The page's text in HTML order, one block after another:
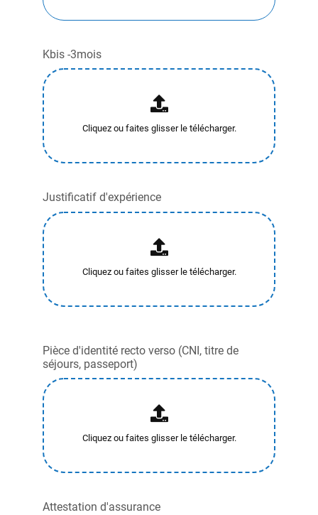
Kbis -3mois
Justificatif d'expérience
Pièce d'identité recto verso (CNI, titre de
séjours, passeport)
Attestation d'assurance